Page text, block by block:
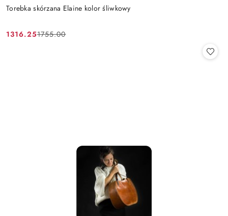
Torebka skórzana Elaine kolor śliwkowy
Cena
1316.25
Cena
1755.00